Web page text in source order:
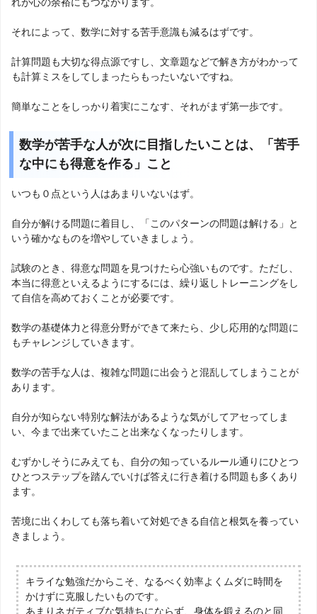
それによって、数学に対する苦手意識も減るはずです。
計算問題も大切な得点源ですし、文章題などで解き方がわかって
も計算ミスをしてしまったらもったいないですね。
簡単なことをしっかり着実にこなす、それがまず第一歩です。
数学が苦手な人が次に目指したいことは、「苦手
な中にも得意を作る」こと
いつも０点という人はあまりいないはず。
自分が解ける問題に着目し、「このパターンの問題は解ける」と
いう確かなものを増やしていきましょう。
試験のとき、得意な問題を見つけたら心強いものです。ただし、
本当に得意といえるようにするには、繰り返しトレーニングをし
て自信を高めておくことが必要です。
数学の基礎体力と得意分野ができて来たら、少し応用的な問題に
もチャレンジしていきます。
数学の苦手な人は、複雑な問題に出会うと混乱してしまうことが
あります。
自分が知らない特別な解法があるような気がしてアセってしま
い、今まで出来ていたこと出来なくなったりします。
むずかしそうにみえても、自分の知っているルール通りにひとつ
ひとつステップを踏んでいけば答えに行き着ける問題も多くあり
ます。
苦境に出くわしても落ち着いて対処できる自信と根気を養ってい
きましょう。
キライな勉強だからこそ、なるべく効率よくムダに時間を
かけずに克服したいものです。
あまりネガティブな気持ちにならず、身体を鍛えるのと同